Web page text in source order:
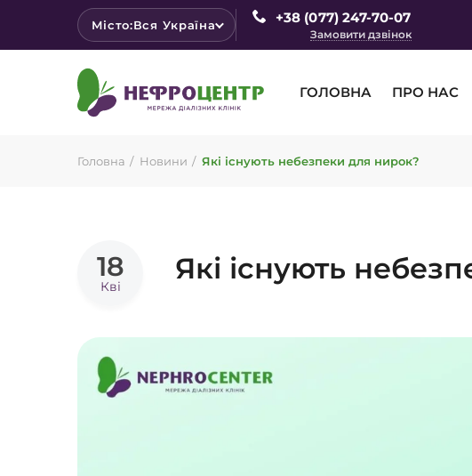
Місто:Вся Україна +38 (077) 247-70-07
Замовити дзвінок
ГОЛОВНА ПРО НАС
Головна Новини Які існують небезпеки для нирок?
18
Кві
Які існують